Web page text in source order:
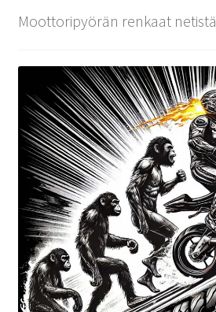
Moottoripyörän renkaat netistä